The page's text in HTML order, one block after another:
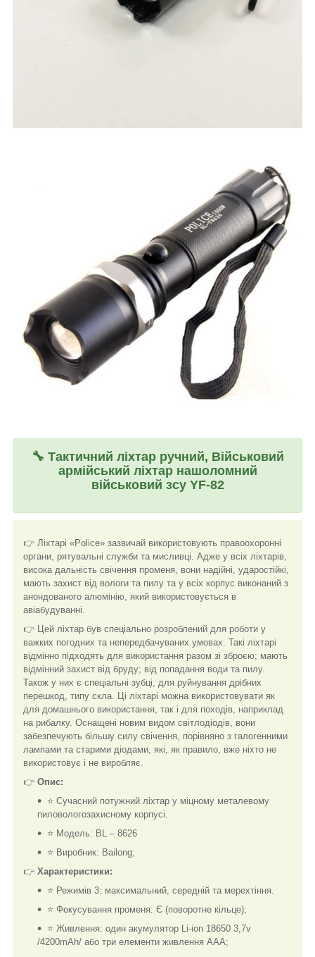
🔧 Тактичний ліхтар ручний, Військовий
армійський ліхтар нашоломний
військовий зсу YF-82
👉 Ліхтарі «Police» зазвичай використовують правоохоронні
органи, рятувальні служби та мисливці. Адже у всіх ліхтарів,
висока дальність свічення променя, вони надійні, ударостійкі,
мають захист від вологи та пилу та у всіх корпус виконаний з
анондованого алюмінію, який використовується в
авіабудуванні.
👉 Цей ліхтар був спеціально розроблений для роботи у
важких погодних та непередбачуваних умовах. Такі ліхтарі
відмінно підходять для використання разом зі зброєю; мають
відмінний захист від бруду; від попадання води та пилу.
Також у них є спеціальні зубці, для руйнування дрібних
перешкод, типу скла. Ці ліхтарі можна використовувати як
для домашнього використання, так і для походів, наприклад
на рибалку. Оснащені новим видом світлодіодів, вони
забезпечують більшу силу свічення, порівняно з галогенними
лампами та старими діодами, які, як правило, вже ніхто не
використовує і не виробляє.
👉 Опис:
⭐ Сучасний потужний ліхтар у міцному металевому
пиловологозахисному корпусі.
⭐ Модель: BL – 8626
⭐ Виробник: Bailong;
👉 Характеристики:
⭐ Режимів 3: максимальний, середній та мерехтіння.
⭐ Фокусування променя: Є (поворотне кільце);
⭐ Живлення: один акумулятор Li-ion 18650 3,7v
/4200mAh/ або три елементи живлення ААА;